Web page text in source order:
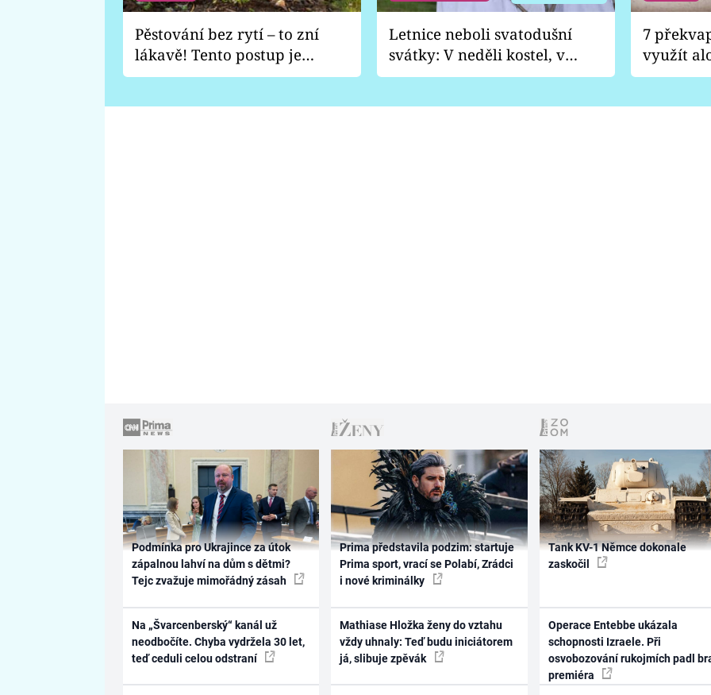
Pěstování bez rytí – to zní
lákavě! Tento postup je
vhodný jen pro některé
Letnice neboli svatodušní
svátky: V neděli kostel, v
pondělí zábava
7
využít
Podmínka pro Ukrajince za útok
zápalnou lahví na dům s dětmi?
Tejc zvažuje mimořádný zásah
Na „Švarcenberský“ kanál už
neodbočíte. Chyba vydržela 30 let,
teď ceduli celou odstraní
Prima představila podzim: startuje
Prima sport, vrací se Polabí, Zrádci
i nové kriminálky
Mathiase Hložka ženy do vztahu
vždy uhnaly: Teď budu iniciátorem
já, slibuje zpěvák
Tank KV-1 Němce dokonale
zaskočil
Operace Entebbe ukázala
schopnosti Izraele. Při
osvobozování rukojmích padl
premiéra